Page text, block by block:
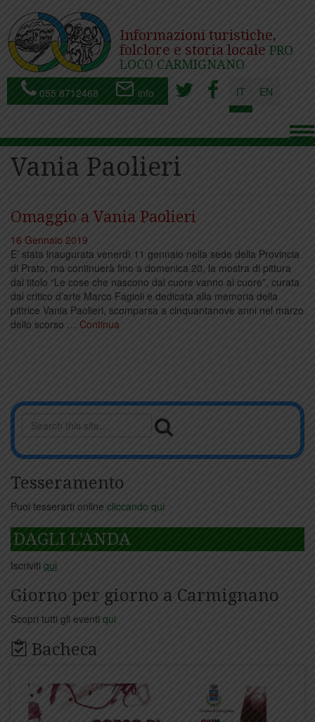
Informazioni turistiche,
folclore e storia locale PRO
LOCO CARMIGNANO
055 8712468 info IT EN
Vania Paolieri
Omaggio a Vania Paolieri
16 Gennaio 2019
E’ stata inaugurata venerdì 11 gennaio nella sede della Provincia
di Prato, ma continuerà fino a domenica 20, la mostra di pittura
dal titolo “Le cose che nascono dal cuore vanno al cuore”, curata
dal critico d’arte Marco Fagioli e dedicata alla memoria della
pittrice Vania Paolieri, scomparsa a cinquantanove anni nel marzo
dello scorso … Continua
Tesseramento
Puoi tesserarti online cliccando qui
DAGLI L'ANDA
Iscriviti qui
Giorno per giorno a Carmignano
Scopri tutti gli eventi qui
Bacheca